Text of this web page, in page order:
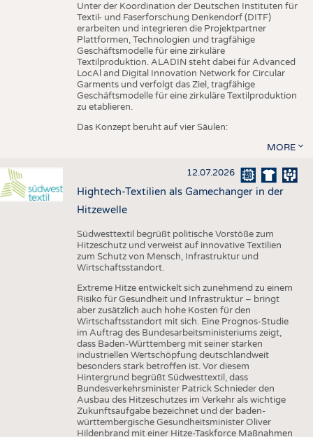
Unter der Koordination der Deutschen Instituten für
Textil- und Faserforschung Denkendorf (DITF)
erarbeiten und integrieren die Projektpartner
Plattformen, Technologien und tragfähige
Geschäftsmodelle für eine zirkuläre
Textilproduktion. ALADIN steht dabei für Advanced
LocAl and Digital Innovation Network for Circular
Garments und verfolgt das Ziel, tragfähige
Geschäftsmodelle für eine zirkuläre Textilproduktion
zu etablieren.
Das Konzept beruht auf vier Säulen:
MORE
12.07.2026
Hightech-Textilien als Gamechanger in der
Hitzewelle
Südwesttextil begrüßt politische Vorstöße zum
Hitzeschutz und verweist auf innovative Textilien
zum Schutz von Mensch, Infrastruktur und
Wirtschaftsstandort.
Extreme Hitze entwickelt sich zunehmend zu einem
Risiko für Gesundheit und Infrastruktur – bringt
aber zusätzlich auch hohe Kosten für den
Wirtschaftsstandort mit sich. Eine Prognos-Studie
im Auftrag des Bundesarbeitsministeriums zeigt,
dass Baden-Württemberg mit seiner starken
industriellen Wertschöpfung deutschlandweit
besonders stark betroffen ist. Vor diesem
Hintergrund begrüßt Südwesttextil, dass
Bundesverkehrsminister Patrick Schnieder den
Ausbau des Hitzeschutzes im Verkehr als wichtige
Zukunftsaufgabe bezeichnet und der baden-
württembergische Gesundheitsminister Oliver
Hildenbrand mit einer Hitze-Taskforce Maßnahmen